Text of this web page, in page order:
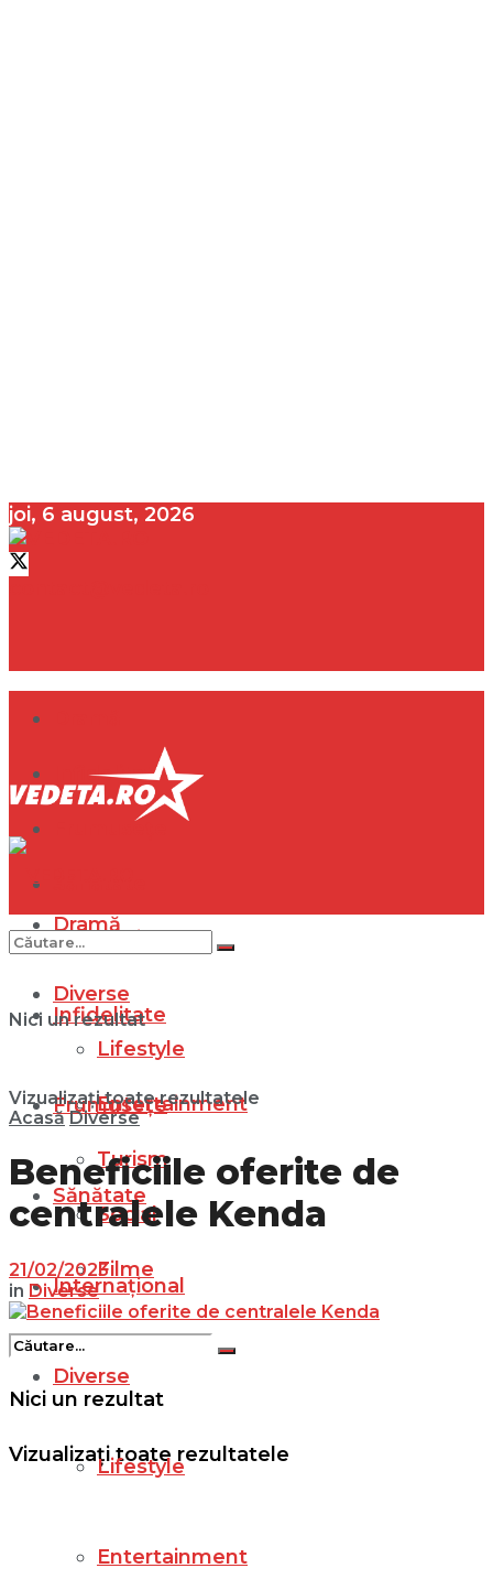
joi, 6 august, 2026
Infidelitate
Frumusețe
Internațional
Diverse
Lifestyle
Entertainment
Turism
Social
Filme
Nici un rezultat
Vizualizați toate rezultatele
Dramă
Infidelitate
Frumusețe
Sănătate
Internațional
Diverse
Lifestyle
Entertainment
Nici un rezultat
Vizualizați toate rezultatele
Acasă Diverse
Beneficiile oferite de
centralele Kenda
21/02/2023
in Diverse